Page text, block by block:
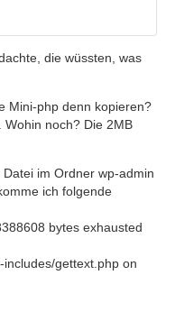
die wüssten, was
Mini-php denn kopieren?
Wohin noch? Die 2MB
im Ordner wp-admin
ich folgende
bytes exhausted
gettext.php on